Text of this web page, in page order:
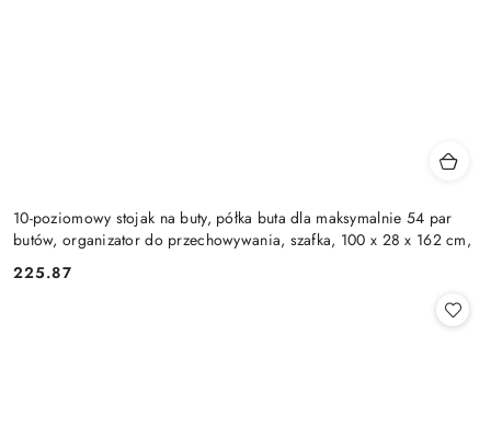
10-poziomowy stojak na buty, półka buta dla maksymalnie 54 par
butów, organizator do przechowywania, szafka, 100 x 28 x 162 cm,
Cena:
225.87